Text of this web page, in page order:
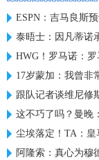
ESPN：吉马良斯
泰晤士：因凡蒂诺
HWG！罗马诺：
17岁蒙加：我曾非
跟队记者谈维尼修
这不巧了吗？曼晚
尘埃落定！TA：皇
阿隆索：真心为穆